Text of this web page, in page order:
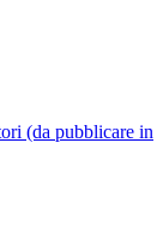
(da pubblicare in